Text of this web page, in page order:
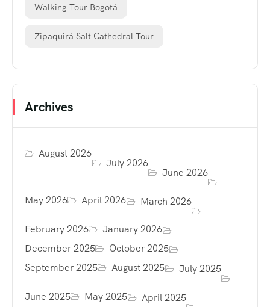
Walking Tour Bogotá
Zipaquirá Salt Cathedral Tour
Archives
August 2026
July 2026
June 2026
May 2026 April 2026 March 2026
February 2026
January 2026
December 2025
October 2025
September 2025
August 2025 July 2025
June 2025 May 2025 April 2025